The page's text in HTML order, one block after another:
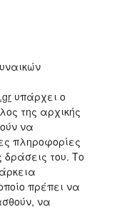
υπάρχει ο
της αρχικής
να
πληροφορίες
του. Το
πρέπει να
να